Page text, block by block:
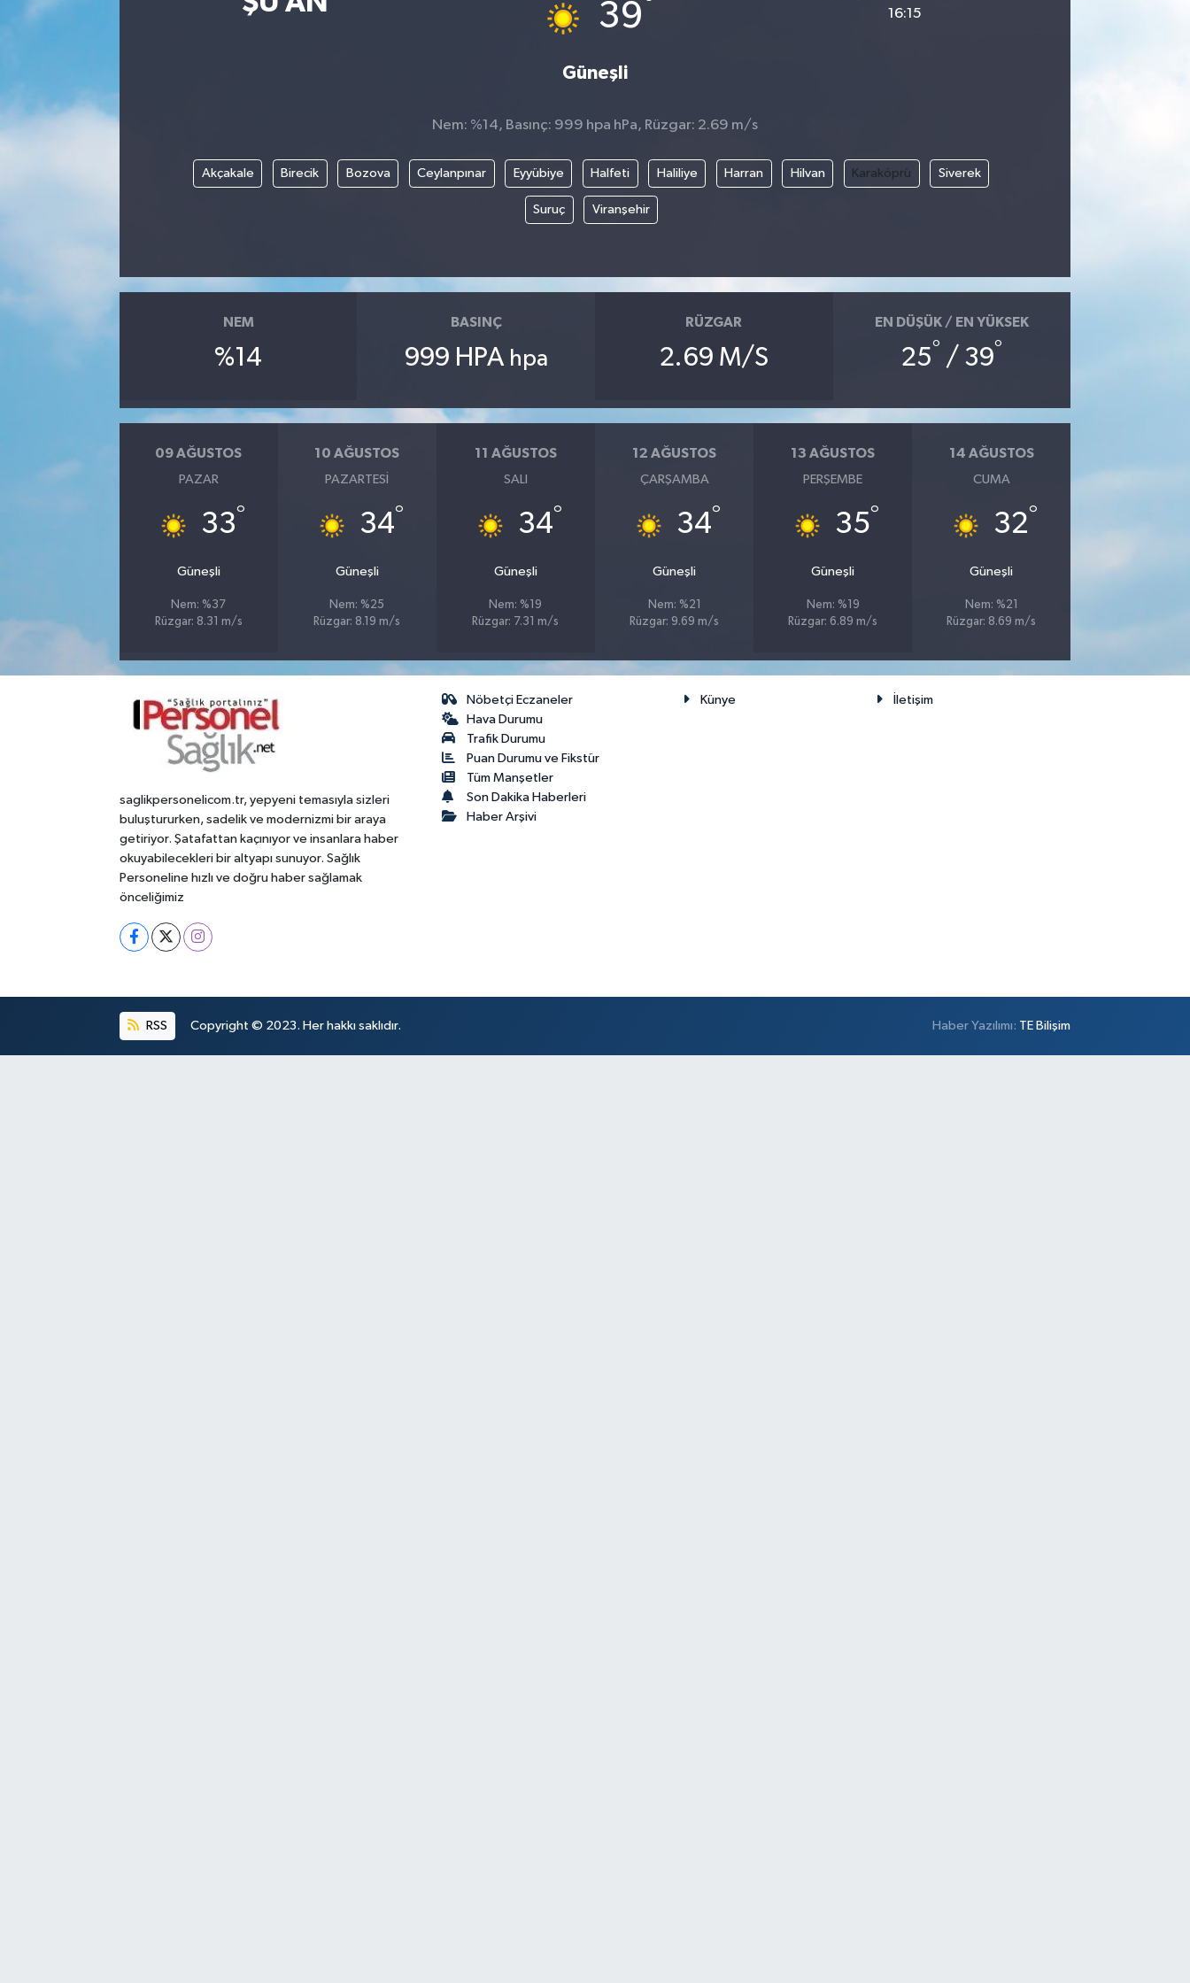
39
Güneşli
16:15
Nem: %14, Basınç: 999 hpa hPa, Rüzgar: 2.69 m/s
Akçakale Birecik Bozova Ceylanpınar Eyyübiye Halfeti Haliliye Harran Hilvan Karaköprü Siverek
Suruç Viranşehir
NEM
%14
BASINÇ
999 HPA hpa
RÜZGAR
2.69 M/S
EN DÜŞÜK / EN YÜKSEK
25° / 39°
09 AĞUSTOS
PAZAR
33°
Güneşli
Nem: %37
Rüzgar: 8.31 m/s
10 AĞUSTOS
PAZARTESI
34°
Güneşli
Nem: %25
Rüzgar: 8.19 m/s
11 AĞUSTOS
SALI
34°
Güneşli
Nem: %19
Rüzgar: 7.31 m/s
12 AĞUSTOS
ÇARŞAMBA
34°
Güneşli
Nem: %21
Rüzgar: 9.69 m/s
13 AĞUSTOS
PERŞEMBE
35°
Güneşli
Nem: %19
Rüzgar: 6.89 m/s
14 AĞUSTOS
CUMA
32°
Güneşli
Nem: %21
Rüzgar: 8.69 m/s
saglikpersonelicom.tr, yepyeni temasıyla sizleri
buluştururken, sadelik ve modernizmi bir araya
getiriyor. Şatafattan kaçınıyor ve insanlara haber
okuyabilecekleri bir altyapı sunuyor. Sağlık
Personeline hızlı ve doğru haber sağlamak
önceliğimiz
Nöbetçi Eczaneler
Hava Durumu
Trafik Durumu
Puan Durumu ve Fikstür
Tüm Manşetler
Son Dakika Haberleri
Haber Arşivi
Künye İletişim
RSS Copyright © 2023. Her hakkı saklıdır. Haber Yazılımı: TE Bilişim